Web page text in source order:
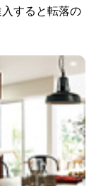
すると転落の